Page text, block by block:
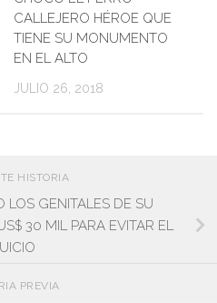
CALLEJERO HÉROE QUE
TIENE SU MONUMENTO
EN EL ALTO
JULIO 26, 2018
HISTORIA
LOS GENITALES DE SU
30 MIL PARA EVITAR EL
PREVIA